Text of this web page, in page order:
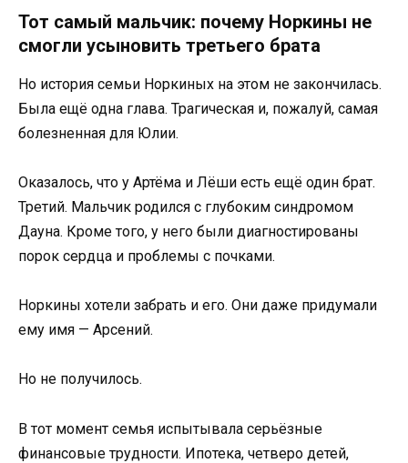
Тот самый мальчик: почему Норкины не
смогли усыновить третьего брата
Но история семьи Норкиных на этом не закончилась.
Была ещё одна глава. Трагическая и, пожалуй, самая
болезненная для Юлии.
Оказалось, что у Артёма и Лёши есть ещё один брат.
Третий. Мальчик родился с глубоким синдромом
Дауна. Кроме того, у него были диагностированы
порок сердца и проблемы с почками.
Норкины хотели забрать и его. Они даже придумали
ему имя — Арсений.
Но не получилось.
В тот момент семья испытывала серьёзные
финансовые трудности. Ипотека, четверо детей,